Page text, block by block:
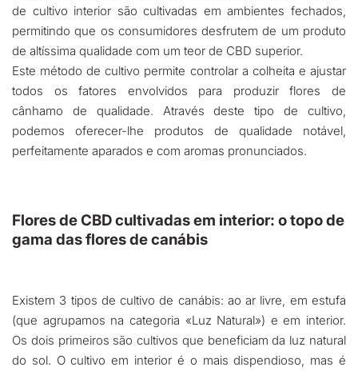
de cultivo interior são cultivadas em ambientes fechados,
permitindo que os consumidores desfrutem de um produto
de altíssima qualidade com um teor de CBD superior.
Este método de cultivo permite controlar a colheita e ajustar
todos os fatores envolvidos para produzir flores de
cânhamo de qualidade. Através deste tipo de cultivo,
podemos oferecer-lhe produtos de qualidade notável,
perfeitamente aparados e com aromas pronunciados.
Flores de CBD cultivadas em interior: o topo de
gama das flores de canábis
Existem 3 tipos de cultivo de canábis: ao ar livre, em estufa
(que agrupamos na categoria «Luz Natural») e em interior.
Os dois primeiros são cultivos que beneficiam da luz natural
do sol. O cultivo em interior é o mais dispendioso, mas é